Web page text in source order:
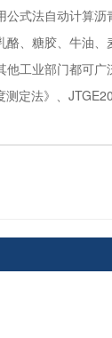
式法自动计算
、糖胶、牛油
工业部门都可广
定法》、